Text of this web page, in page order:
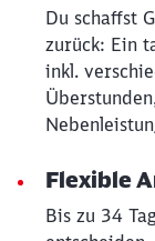
Du schaffst
zurück: Ein
inkl.
Flexible
Bis zu 34